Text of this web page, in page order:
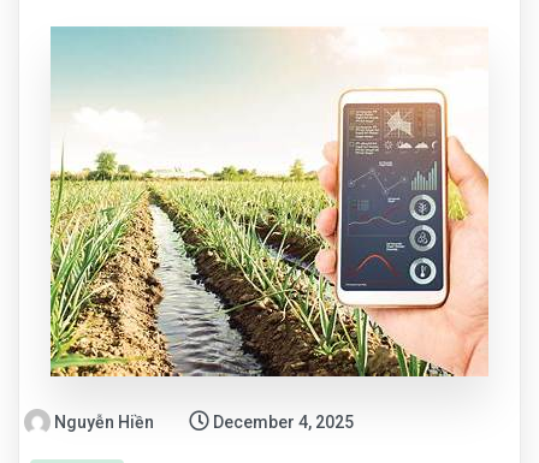
Nguyễn Hiền December 4, 2025